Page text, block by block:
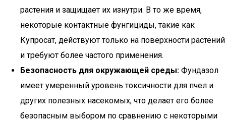
растения и защищает их изнутри. В то же время,
некоторые контактные фунгициды, такие как
Купросат, действуют только на поверхности растений
и требуют более частого применения.
Безопасность для окружающей среды: Фундазол
имеет умеренный уровень токсичности для пчел и
других полезных насекомых, что делает его более
безопасным выбором по сравнению с некоторыми